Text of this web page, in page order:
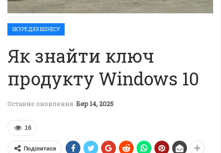
SKYPE ДЛЯ БІЗНЕСУ
Як знайти ключ
продукту Windows 10
Останнє оновлення Бер 14, 2025
16
Поділитися